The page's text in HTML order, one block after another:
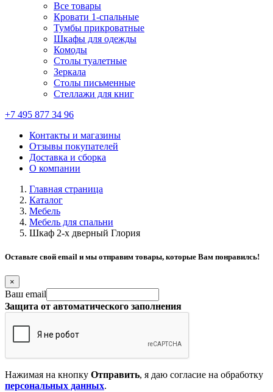
Все товары
Кровати 1-спальные
Тумбы прикроватные
Шкафы для одежды
Комоды
Столы туалетные
Зеркала
Столы письменные
Стеллажи для книг
+7 495 877 34 96
Контакты и магазины
Отзывы покупателей
Доставка и сборка
О компании
Главная страница
Каталог
Мебель
Мебель для спальни
Шкаф 2-х дверный Глория
Оставьте свой email и мы отправим товары, которые Вам понравилсь!
×
Ваш email
Защита от автоматического заполнения
Нажимая на кнопку Отправить, я даю согласие на обработку
персональных данных.